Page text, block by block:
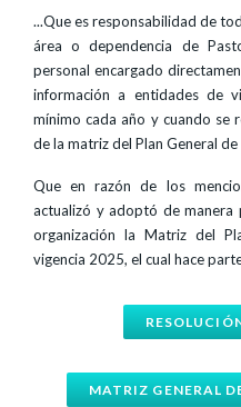
...Que es responsabilidad de
área o dependencia de
personal encargado
información a entidades de
mínimo cada año y cuando se
de la matriz del Plan General
Que en razón de los
actualizó y adoptó de manera
organización la Matriz del
vigencia 2025, el cual hace
MATRIZ GENERAL